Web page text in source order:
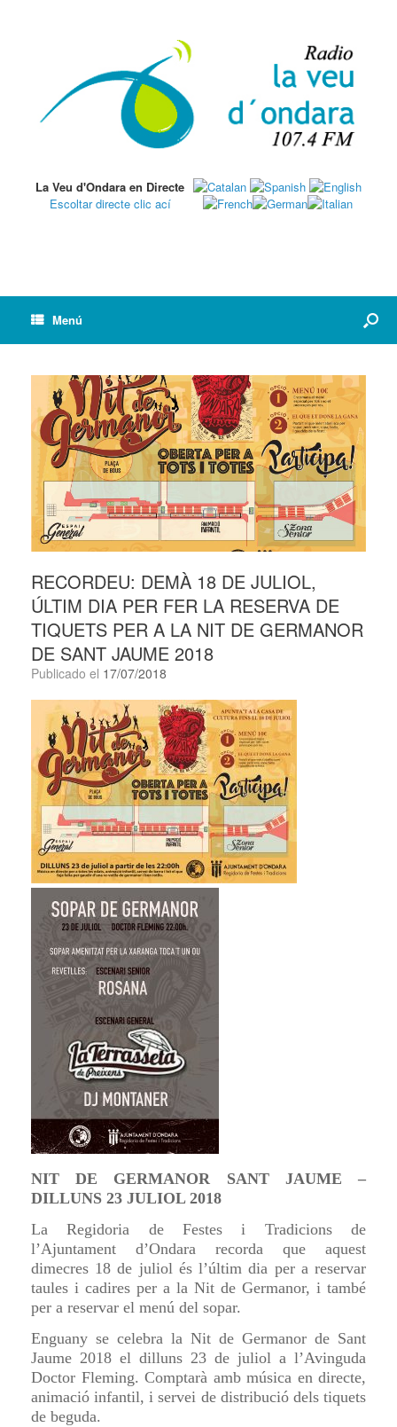
La Veu d'Ondara en Directe
Escoltar directe clic ací
Menú
RECORDEU: DEMÀ 18 DE JULIOL,
ÚLTIM DIA PER FER LA RESERVA DE
TIQUETS PER A LA NIT DE GERMANOR
DE SANT JAUME 2018
Publicado el 17/07/2018
NIT DE GERMANOR SANT JAUME –
DILLUNS 23 JULIOL 2018
La Regidoria de Festes i Tradicions de
l’Ajuntament d’Ondara recorda que aquest
dimecres 18 de juliol és l’últim dia per a reservar
taules i cadires per a la Nit de Germanor, i també
per a reservar el menú del sopar.
Enguany se celebra la Nit de Germanor de Sant
Jaume 2018 el dilluns 23 de juliol a l’Avinguda
Doctor Fleming. Comptarà amb música en directe,
animació infantil, i servei de distribució dels tiquets
de beguda.